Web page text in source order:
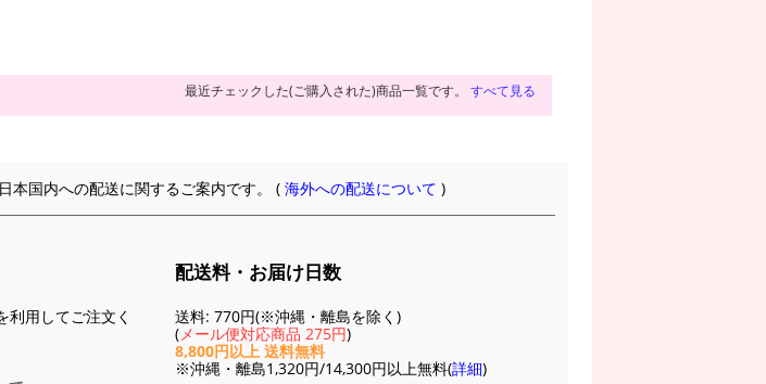
最近チェックした(ご購入された)商品一覧です。 すべて見る
日本国内への配送に関するご案内です。 (海外への配送について )
利用してご注文く
配送料・お届け日数
送料: 770円(※沖縄・離島を除く)
(メール便対応商品 275円)
8,800円以上 送料無料
※沖縄・離島1,320円/14,300円以上無料(詳細)